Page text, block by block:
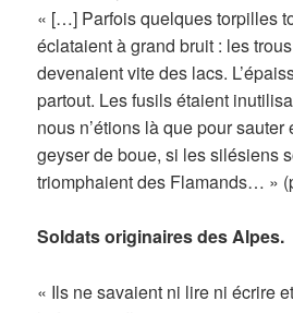
« […] Parfois quelques torpilles
éclataient à grand bruit : les
devenaient vite des lacs.
partout. Les fusils étaient
nous n’étions là que pour sauter
geyser de boue, si les silésiens
triomphaient des Flamands… »
Soldats originaires des Alpes.
« Ils ne savaient ni lire ni écrire